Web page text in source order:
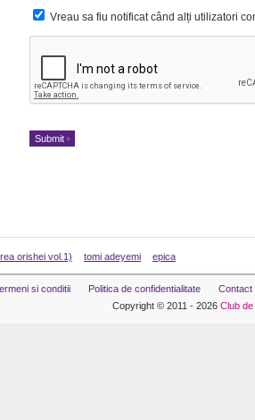
Vreau sa fiu notificat când alți utilizatori
orishei vol.1) tomi adeyemi epica
si conditii Politica de confidentialitate
Contact
Copyright © 2011 - 2026 Club